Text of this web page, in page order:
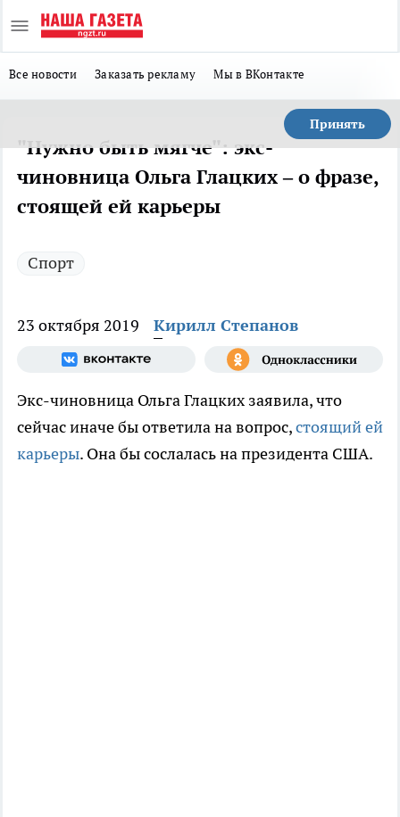
Все новости Заказать рекламу Мы в ВКонтакте
Принять
"Нужно быть мягче": экс-
чиновница Ольга Глацких – о фразе,
стоящей ей карьеры
Спорт
23 октября 2019 Кирилл Степанов
Экс-чиновница Ольга Глацких заявила, что
сейчас иначе бы ответила на вопрос,стоящий ей
карьеры. Она бы сослалась на президента США.